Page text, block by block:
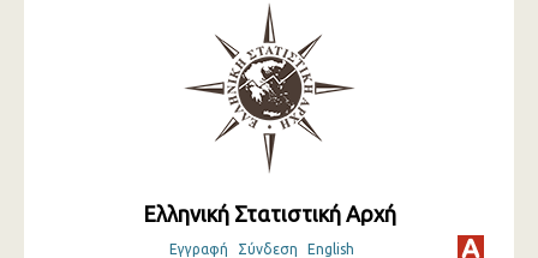
Ελληνική Στατιστική Αρχή
Εγγραφή Σύνδεση English